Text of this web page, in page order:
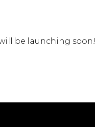
be launching soon!